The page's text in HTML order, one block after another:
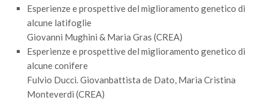
Rassegne
Reports
Simposii
Congressi
Pagina Congressi
Esperienze e prospettive del miglioramento genetico di
alcune latifoglie
Giovanni Mughini & Maria Gras (CREA)
Esperienze e prospettive del miglioramento genetico di
alcune conifere
Fulvio Ducci. Giovanbattista de Dato, Maria Cristina
Monteverdi (CREA)